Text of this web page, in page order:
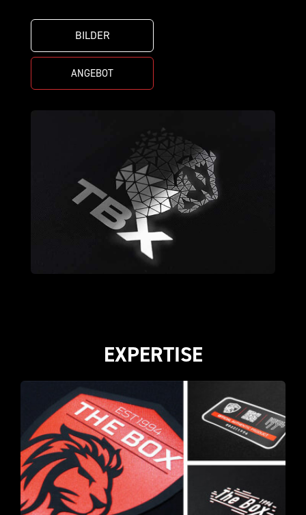
BILDER
ANGEBOT
EXPERTISE